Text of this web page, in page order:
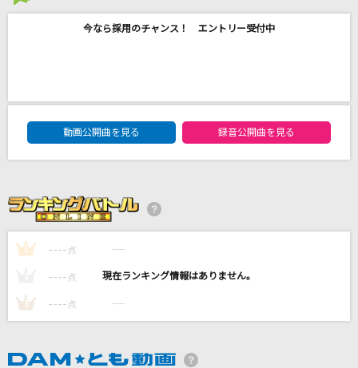
優里
PASTEL
[生音]しるし
今なら採用のチャンス！ エントリー受付中
DAM★ともボーカルエントリーランキング
動画公開曲を見る
録音公開曲を見る
1 ---- 点 ----
---- 点 ----
3 ---- 点 ----